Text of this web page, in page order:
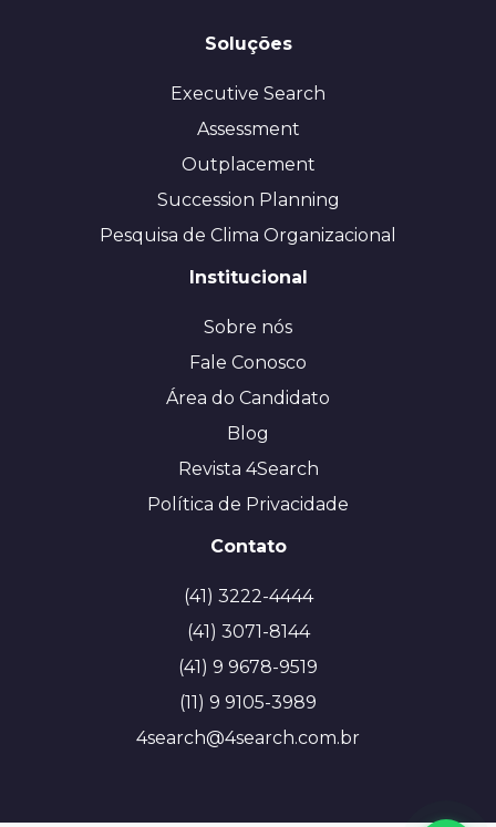
Soluções
Executive Search
Assessment
Outplacement
Succession Planning
Pesquisa de Clima Organizacional
Institucional
Sobre nós
Fale Conosco
Área do Candidato
Blog
Revista 4Search
Política de Privacidade
Contato
(41) 3222-4444
(41) 3071-8144
(41) 9 9678-9519
(11) 9 9105-3989
4search@4search.com.br